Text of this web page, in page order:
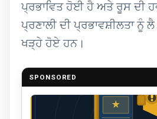
ਪ੍ਰਭਾਵਿਤ ਹੋਈ ਹੈ ਅਤੇ ਰੂਸ ਦੀ
ਪ੍ਰਣਾਲੀ ਦੀ ਪ੍ਰਭਾਵਸ਼ੀਲਤਾ ਨੂੰ
ਖੜ੍ਹੇ ਹੋਏ ਹਨ।
SPONSORED